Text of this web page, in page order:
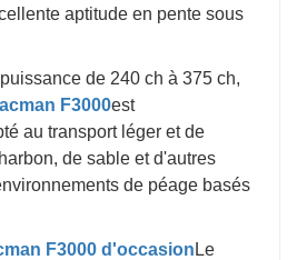
aptitude en pente sous
de 240 ch à 375 ch,
F3000est
au transport léger et de
de sable et d'autres
de péage basés
F3000 d'occasion Le